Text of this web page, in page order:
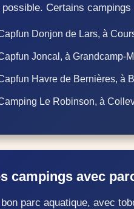
Certains
Donjon de Lars, à
Joncal, à Grandcamp-
Havre de Bernières, à
Le Robinson, à
campings avec
parc aquatique, avec